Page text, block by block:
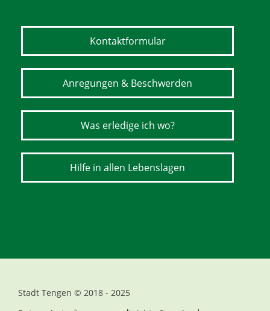
Kontaktformular
Anregungen & Beschwerden
Was erledige ich wo?
Hilfe in allen Lebenslagen
Stadt Tengen © 2018 - 2025